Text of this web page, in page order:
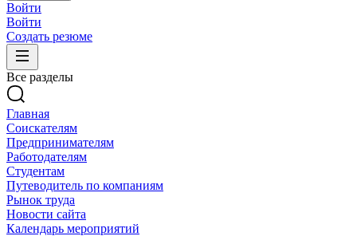
Войти
Войти
Создать резюме
Все разделы
Главная
Соискателям
Предпринимателям
Работодателям
Студентам
Путеводитель по компаниям
Рынок труда
Новости сайта
Календарь мероприятий